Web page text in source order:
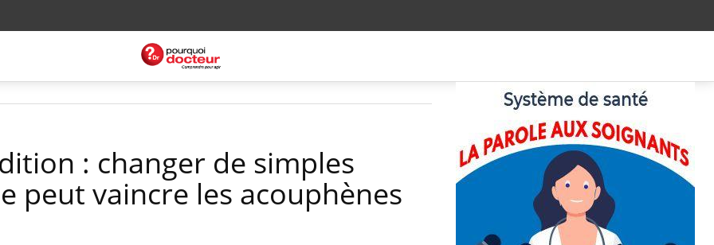
: changer de simples
peut vaincre les acouphènes